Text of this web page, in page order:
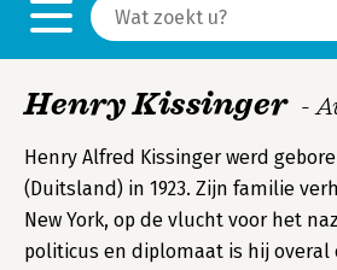
Henry Kissinger -
Henry Alfred Kissinger werd
(Duitsland) in 1923. Zijn familie
New York, op de vlucht voor het
politicus en diplomaat is hij overal